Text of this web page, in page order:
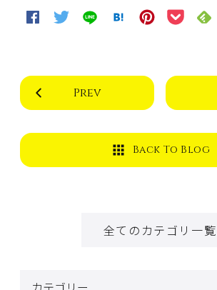
Prev
Back To Blog
全てのカテゴリ一覧